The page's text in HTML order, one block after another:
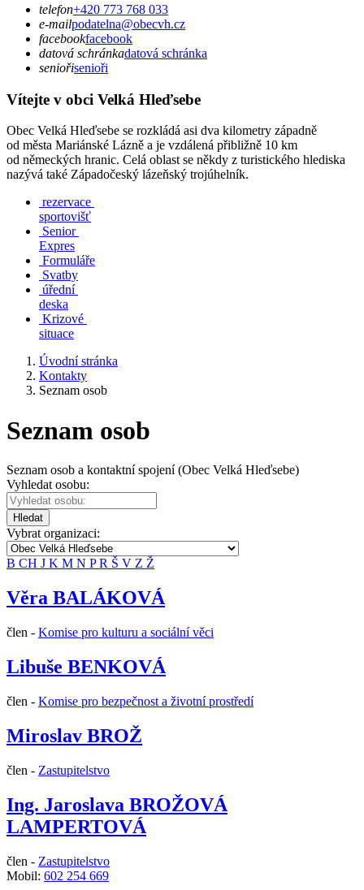
telefon+420 773 768 033
e-mailpodatelna@obecvh.cz
facebookfacebook
datová schránkadatová schránka
seniořisenioři
Vítejte v obci Velká Hleďsebe
Obec Velká Hleďsebe se rozkládá asi dva kilometry západně
od města Mariánské Lázně a je vzdálená přibližně 10 km
od německých hranic. Celá oblast se někdy z turistického hlediska
nazývá také Západočeský lázeňský trojúhelník.
rezervace
sportovišť
Senior
Expres
Formuláře
Svatby
úřední
deska
Krizové
situace
Úvodní stránka
Kontakty
Seznam osob
Seznam osob
Seznam osob a kontaktní spojení (Obec Velká Hleďsebe)
Vyhledat osobu:
Hledat
Vybrat organizaci:
B CH J K M N PR Š V Z Ž
Věra BALÁKOVÁ
člen - Komise pro kulturu a sociální věci
Libuše BENKOVÁ
člen - Komise pro bezpečnost a životní prostředí
Miroslav BROŽ
člen - Zastupitelstvo
Ing. Jaroslava BROŽOVÁ
LAMPERTOVÁ
člen - Zastupitelstvo
Mobil: 602 254 669